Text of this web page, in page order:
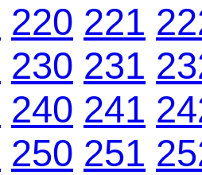
220 221
230 231
240 241
250 251